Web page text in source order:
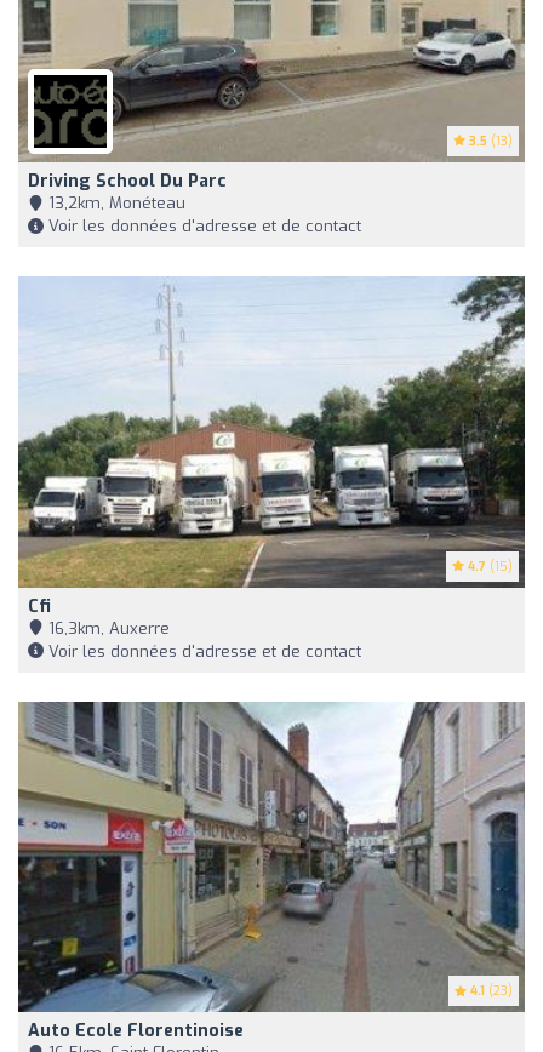
3.5 (13)
Driving School Du Parc
13,2km, Monéteau
Voir les données d'adresse et de contact
4.7 (15)
Cfi
16,3km, Auxerre
Voir les données d'adresse et de contact
4.1 (23)
Auto Ecole Florentinoise